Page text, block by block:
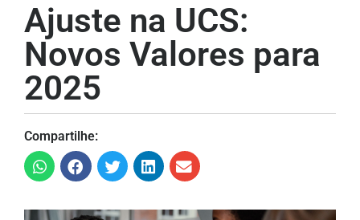
Ajuste na UCS:
Novos Valores para
2025
Compartilhe: